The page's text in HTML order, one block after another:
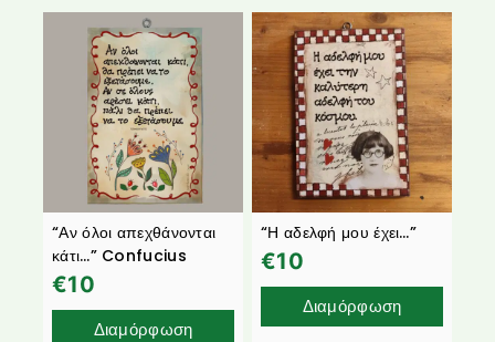
“Αν όλοι απεχθάνονται
κάτι…” Confucius
€10
Διαμόρφωση
“Η αδελφή μου έχει…”
€10
Διαμόρφωση